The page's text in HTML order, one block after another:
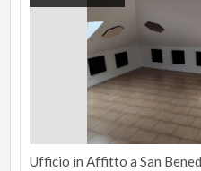
Ufficio in Affitto a San